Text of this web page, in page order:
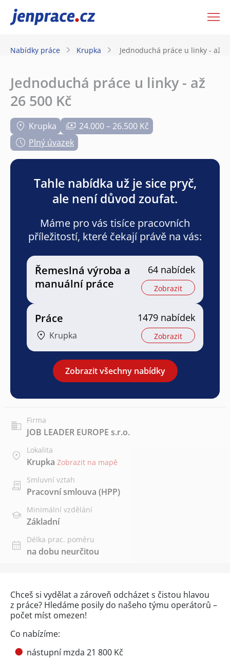
JenPráce.cz
Nabídky práce Krupka Jednoduchá práce u linky - až
Jednoduchá práce u linky - až
26 500 Kč
Krupka
24.000 – 26.500 Kč
Plný úvazek
Tahle nabídka už je sice pryč,
ale není důvod zoufat.
Máme pro vás tisíce pracovních
příležitostí, které čekají právě na vás:
Řemeslná výroba a
manuální práce
64 nabídek
Zobrazit
Práce
Krupka
1479 nabídek
Zobrazit
Zobrazit všechny nabídky
Firma
JOB LEADER EUROPE s.r.o.
Lokalita
Krupka Zobrazit na mapě
Smluvní vztah
Pracovní smlouva (HPP)
Minimální vzdělání
Základní
Délka prac. poměru
na dobu neurčitou
Chceš si vydělat a zároveň odcházet s čistou hlavou
z práce? Hledáme posily do našeho týmu operátorů –
počet míst omezen!
Co nabízíme:
nástupní mzda 21 800 Kč